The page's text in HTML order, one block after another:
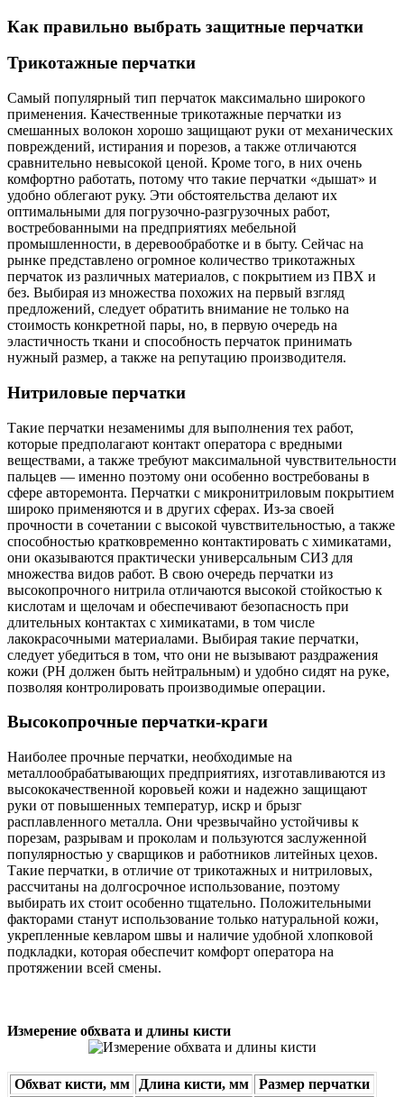
Как правильно выбрать защитные перчатки
Трикотажные перчатки
Самый популярный тип перчаток максимально широкого
применения. Качественные трикотажные перчатки из
смешанных волокон хорошо защищают руки от механических
повреждений, истирания и порезов, а также отличаются
сравнительно невысокой ценой. Кроме того, в них очень
комфортно работать, потому что такие перчатки «дышат» и
удобно облегают руку. Эти обстоятельства делают их
оптимальными для погрузочно-разгрузочных работ,
востребованными на предприятиях мебельной
промышленности, в деревообработке и в быту. Сейчас на
рынке представлено огромное количество трикотажных
перчаток из различных материалов, с покрытием из ПВХ и
без. Выбирая из множества похожих на первый взгляд
предложений, следует обратить внимание не только на
стоимость конкретной пары, но, в первую очередь на
эластичность ткани и способность перчаток принимать
нужный размер, а также на репутацию производителя.
Нитриловые перчатки
Такие перчатки незаменимы для выполнения тех работ,
которые предполагают контакт оператора с вредными
веществами, а также требуют максимальной чувствительности
пальцев — именно поэтому они особенно востребованы в
сфере авторемонта. Перчатки с микронитриловым покрытием
широко применяются и в других сферах. Из-за своей
прочности в сочетании с высокой чувствительностью, а также
способностью кратковременно контактировать с химикатами,
они оказываются практически универсальным СИЗ для
множества видов работ. В свою очередь перчатки из
высокопрочного нитрила отличаются высокой стойкостью к
кислотам и щелочам и обеспечивают безопасность при
длительных контактах с химикатами, в том числе
лакокрасочными материалами. Выбирая такие перчатки,
следует убедиться в том, что они не вызывают раздражения
кожи (PH должен быть нейтральным) и удобно сидят на руке,
позволяя контролировать производимые операции.
Высокопрочные перчатки-краги
Наиболее прочные перчатки, необходимые на
металлообрабатывающих предприятиях, изготавливаются из
высококачественной коровьей кожи и надежно защищают
руки от повышенных температур, искр и брызг
расплавленного металла. Они чрезвычайно устойчивы к
порезам, разрывам и проколам и пользуются заслуженной
популярностью у сварщиков и работников литейных цехов.
Такие перчатки, в отличие от трикотажных и нитриловых,
рассчитаны на долгосрочное использование, поэтому
выбирать их стоит особенно тщательно. Положительными
факторами станут использование только натуральной кожи,
укрепленные кевларом швы и наличие удобной хлопковой
подкладки, которая обеспечит комфорт оператора на
протяжении всей смены.
Измерение обхвата и длины кисти
Обхват кисти, мм Длина кисти, мм
Размер перчатки